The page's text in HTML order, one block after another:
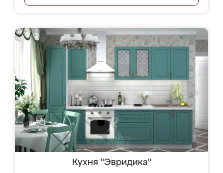
Кухня "Эвридика"